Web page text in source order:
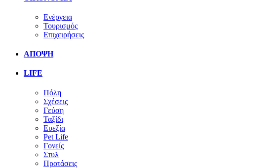
Ενέργεια
Τουρισμός
Επιχειρήσεις
ΑΠΟΨΗ
LIFE
Πόλη
Σχέσεις
Γεύση
Ταξίδι
Ευεξία
Pet Life
Γονείς
Στυλ
Προτάσεις